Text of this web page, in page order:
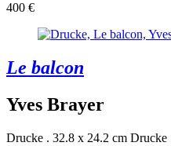
400 €
Le balcon
Yves Brayer
Drucke . 32.8 x 24.2 cm Drucke